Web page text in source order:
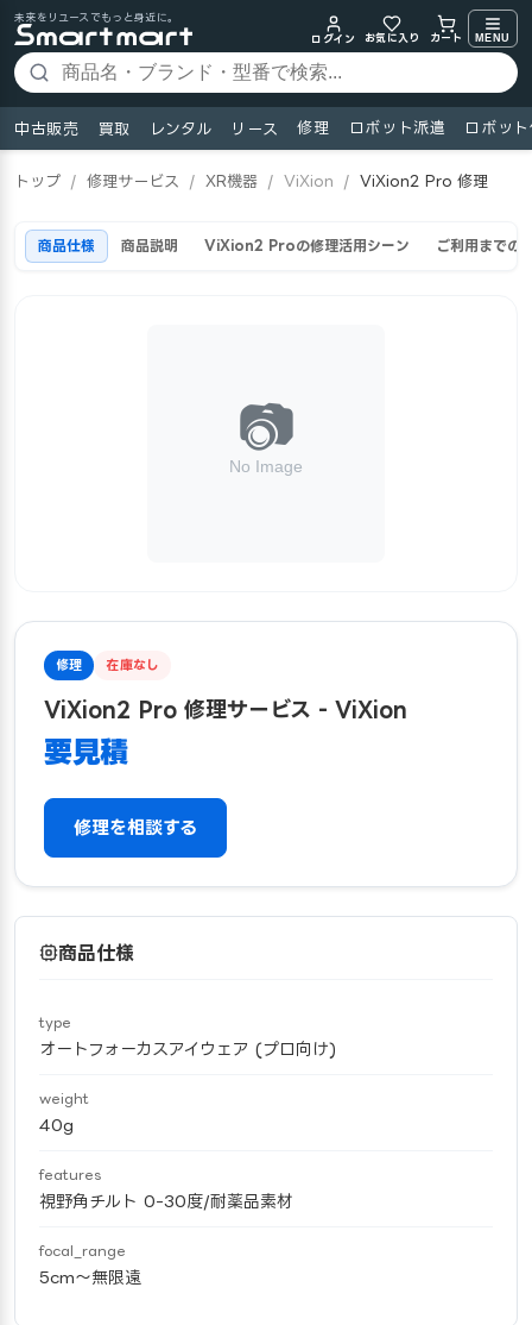
未来をリユースでもっと身近に。
ログイン
お気に入り カート MENU
中古販売 買取 レンタル リース 修理 ロボット派遣 ロボッ
トップ / 修理サービス / XR機器 / ViXion / ViXion2 Pro 修理
商品仕様 商品説明 ViXion2 Proの修理活用シーン ご利用までの
修理 在庫なし
ViXion2 Pro 修理サービス - ViXion
要見積
修理を相談する
商品仕様
type
オートフォーカスアイウェア (プロ向け)
weight
40g
features
視野角チルト 0-30度/耐薬品素材
focal_range
5cm〜無限遠